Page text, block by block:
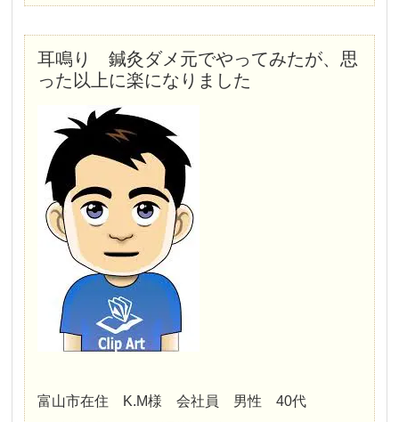
耳鳴り 鍼灸ダメ元でやってみたが、思
った以上に楽になりました
富山市在住 K.M様 会社員 男性 40代